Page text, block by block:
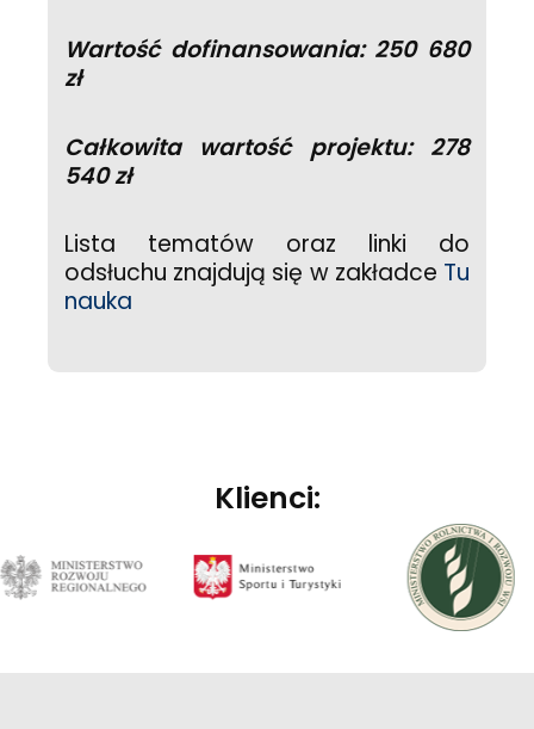
Wartość dofinansowania: 250 680
zł
Całkowita wartość projektu: 278
540 zł
Lista tematów oraz linki do
odsłuchu znajdują się w zakładce Tu
nauka
Klienci: